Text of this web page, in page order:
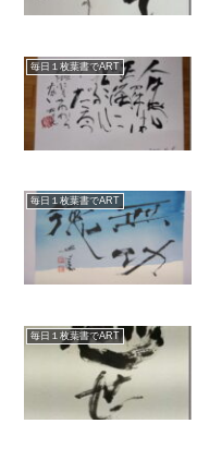
毎日１枚葉書でART
毎日１枚葉書でART
毎日１枚葉書でART